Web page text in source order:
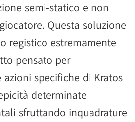
semi-statico e non
Questa soluzione
registico estremamente
pensato per
specifiche di Kratos
determinate
sfruttando inquadrature